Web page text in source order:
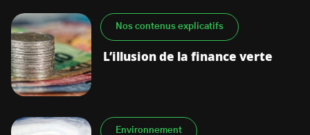
Nos contenus explicatifs
L’illusion de la finance verte
Environnement